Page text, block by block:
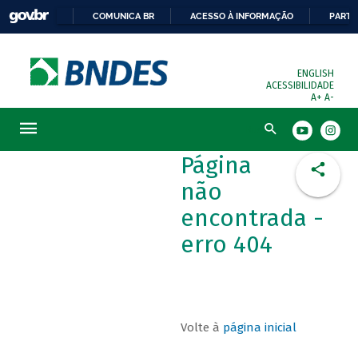
COMUNICA BR ACESSO À INFORMAÇÃO
ENGLISH
ACESSIBILIDADE
A+ A-
Busca
Página
não
encontrada -
erro 404
Volte à página inicial